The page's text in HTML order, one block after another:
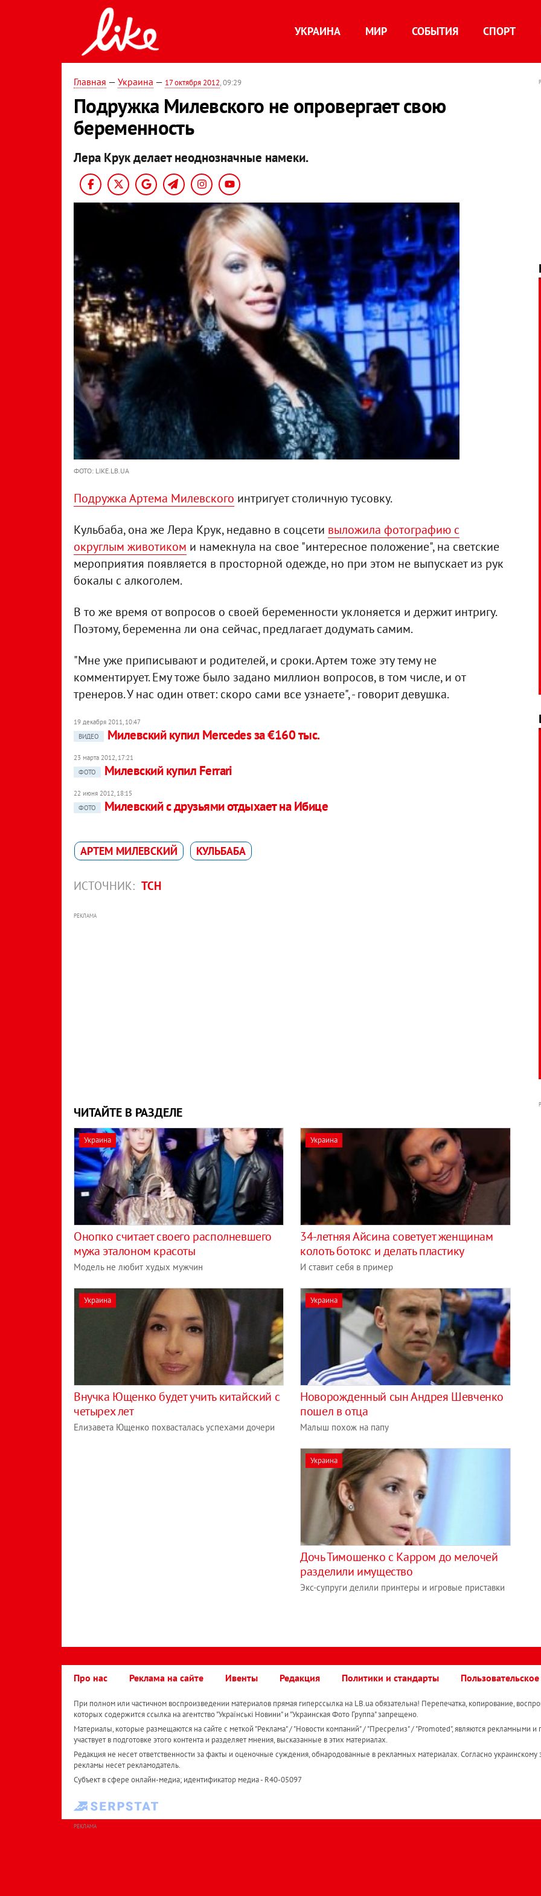
УКРАИНА МИР СОБЫТИЯ СПОРТ
Главная — Украина — 17 октября 2012, 09:29
Подружка Милевского не опровергает свою
беременность
Лера Крук делает неоднозначные намеки.
ФОТО: LIKE.LB.UA
Подружка Артема Милевского интригует столичную тусовку.
Кульбаба, она же Лера Крук, недавно в соцсети выложила фотографию с
округлым животиком и намекнула на свое "интересное положение", на светские
мероприятия появляется в просторной одежде, но при этом не выпускает из рук
бокалы с алкоголем.
В то же время от вопросов о своей беременности уклоняется и держит интригу.
Поэтому, беременна ли она сейчас, предлагает додумать самим.
"Мне уже приписывают и родителей, и сроки. Артем тоже эту тему не
комментирует. Ему тоже было задано миллион вопросов, в том числе, и от
тренеров. У нас один ответ: скоро сами все узнаете", - говорит девушка.
19 декабря 2011, 10:47
ВИДЕО
Милевский купил Mercedes за €160 тыс.
23 марта 2012, 17:21
ФОТО
Милевский купил Ferrari
22 июня 2012, 18:15
ФОТО
Милевский с друзьями отдыхает на Ибице
АРТЕМ МИЛЕВСКИЙ КУЛЬБАБА
ИСТОЧНИК: ТСН
РЕКЛАМА
ЧИТАЙТЕ В РАЗДЕЛЕ
Украина
Онопко считает своего располневшего
мужа эталоном красоты
Модель не любит худых мужчин
Украина
34-летняя Айсина советует женщинам
колоть ботокс и делать пластику
И ставит себя в пример
Украина
Внучка Ющенко будет учить китайский с
четырех лет
Елизавета Ющенко похвасталась успехами дочери
Украина
Новорожденный сын Андрея Шевченко
пошел в отца
Малыш похож на папу
Украина
Дочь Тимошенко с Карром до мелочей
разделили имущество
Экс-супруги делили принтеры и игровые приставки
Про нас Реклама на сайте Ивенты Редакция Политики и стандарты
При полном или частичном воспроизведении материалов прямая гиперссылка на LB.ua обязательна! Перепечатка, копирование,
которых содержится ссылка на агентство "Українськi Новини" и "Украинская Фото Группа" запрещено.
Материалы, которые размещаются на сайте с меткой "Реклама" / "Новости компаний" / "Пресрелиз" / "Promoted", являются рекламными и
участвует в подготовке этого контента и разделяет мнения, высказанные в этих материалах.
Редакция не несет ответственности за факты и оценочные суждения, обнародованные в рекламных материалах. Согласно украинскому
рекламы несет рекламодатель.
Субъект в сфере онлайн-медиа; идентификатор медиа - R40-05097
РЕКЛАМА